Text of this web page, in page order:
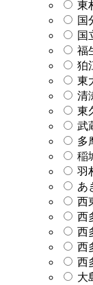
東
国
国
福
狛
東
清
東
武
多
稲
羽
あ
西
西
西
西
西
大